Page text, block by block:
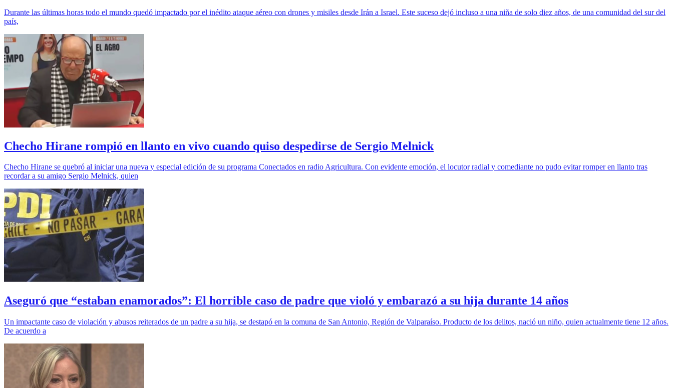
Durante las últimas horas todo el mundo quedó impactado por el inédito ataque aéreo con drones y misiles desde Irán a Israel. Este suceso dejó incluso a una niña de solo diez años, de una comunidad del sur del
país,
Checho Hirane rompió en llanto en vivo cuando quiso despedirse de Sergio Melnick
Checho Hirane se quebró al iniciar una nueva y especial edición de su programa Conectados en radio Agricultura. Con evidente emoción, el locutor radial y comediante no pudo evitar romper en llanto tras
recordar a su amigo Sergio Melnick, quien
Aseguró que “estaban enamorados”: El horrible caso de padre que violó y embarazó a su hija durante 14 años
Un impactante caso de violación y abusos reiterados de un padre a su hija, se destapó en la comuna de San Antonio, Región de Valparaíso. Producto de los delitos, nació un niño, quien actualmente tiene 12 años.
De acuerdo a